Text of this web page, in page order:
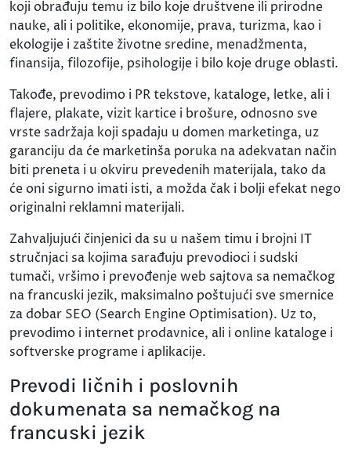
koji obrađuju temu iz bilo koje društvene ili prirodne
nauke, ali i politike, ekonomije, prava, turizma, kao i
ekologije i zaštite životne sredine, menadžmenta,
finansija, filozofije, psihologije i bilo koje druge oblasti.
Takođe, prevodimo i PR tekstove, kataloge, letke, ali i
flajere, plakate, vizit kartice i brošure, odnosno sve
vrste sadržaja koji spadaju u domen marketinga, uz
garanciju da će marketinša poruka na adekvatan način
biti preneta i u okviru prevedenih materijala, tako da
će oni sigurno imati isti, a možda čak i bolji efekat nego
originalni reklamni materijali.
Zahvaljujući činjenici da su u našem timu i brojni IT
stručnjaci sa kojima sarađuju prevodioci i sudski
tumači, vršimo i prevođenje web sajtova sa nemačkog
na francuski jezik, maksimalno poštujući sve smernice
za dobar SEO (Search Engine Optimisation). Uz to,
prevodimo i internet prodavnice, ali i online kataloge i
softverske programe i aplikacije.
Prevodi ličnih i poslovnih
dokumenata sa nemačkog na
francuski jezik